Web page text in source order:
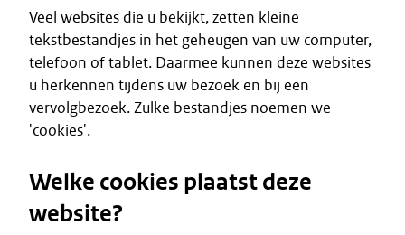
Veel websites die u bekijkt, zetten kleine
tekstbestandjes in het geheugen van uw computer,
telefoon of tablet. Daarmee kunnen deze websites
u herkennen tijdens uw bezoek en bij een
vervolgbezoek. Zulke bestandjes noemen we
'cookies'.
Welke cookies plaatst deze
website?